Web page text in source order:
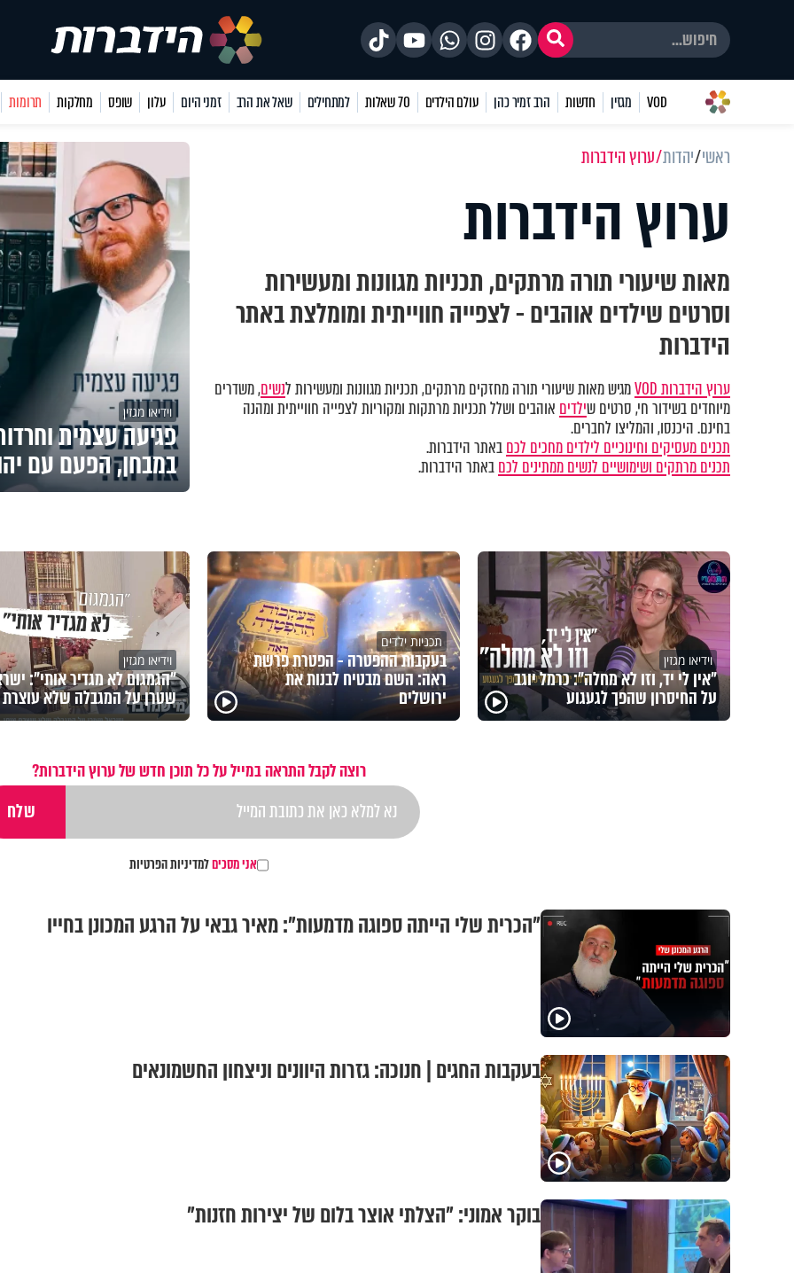
VOD מגזין חדשות הרב זמיר כהן עולם הילדים 70 שאלות למתחילים שאל את הרב זמני היום עלון שופס מחלקות תרומות
ראשי יהדות ערוץ הידברות
ערוץ הידברות
מאות שיעורי תורה מרתקים, תכניות מגוונות ומעשירות
וסרטים שילדים אוהבים - לצפייה חווייתית ומומלצת באתר
הידברות
ערוץ הידברות VOD מגיש מאות שיעורי תורה מחזקים מרתקים, תכניות מגוונות ומעשירות לנשים, משדרים
מיוחדים בשידור חי, סרטים שילדים אוהבים ושלל תכניות מרתקות ומקוריות לצפייה חווייתית ומהנה
בחינם. היכנסו, והמליצו לחברים.
תכנים מעסיקים וחינוכיים לילדים מחכים לכםבאתר הידברות.
תכנים מרתקים ושימושיים לנשים ממתינים לכםבאתר הידברות.
וידיאו מגזין
פגיעה עצמית
במבחן, הפעם עם
וידיאו מגזין
"אין לי יד, וזו לא מחלה": כרמל יוגב
על החיסרון שהפך לגעגוע
תכניות ילדים
בעקבות ההפטרה - הפטרת פרשת
ראה: השם מבטיח לבנות את
ירושלים
וידיאו מגזין
"הגמגום לא מגדיר אותי":
שטרן על המגבלה שלא עוצרת
רוצה לקבל התראה במייל על כל תוכן חדש של ערוץ הידברות?
אני מסכיםלמדיניות הפרטיות
"הכרית שלי הייתה ספוגה מדמעות": מאיר גבאי על הרגע המכונן בחייו
בעקבות החגים | חנוכה: גזרות היוונים וניצחון החשמונאים
בוקר אמוני: "הצלתי אוצר בלום של יצירות חזנות"